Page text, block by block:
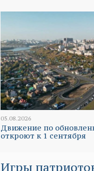
05.08.2026
Движение по
откроют к 1 сентября
Игры